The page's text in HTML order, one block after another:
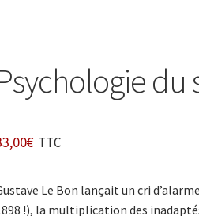
du
€ TTC
Le Bon lançait un cri
!), la multiplication des